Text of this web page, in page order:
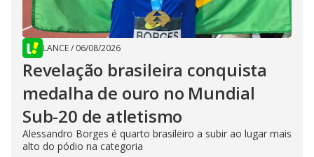
LANCE/ 06/08/2026
Revelação brasileira conquista
medalha de ouro no Mundial
Sub-20 de atletismo
Alessandro Borges é quarto brasileiro a subir ao lugar mais
alto do pódio na categoria